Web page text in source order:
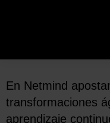
En Netmind
transformaciones
aprendizaje